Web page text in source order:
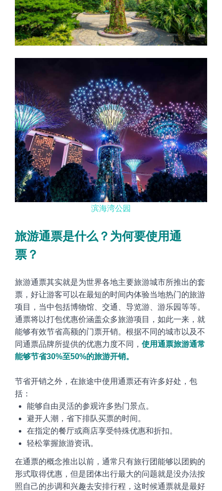
滨海湾公园
旅游通票是什么？为何要使用通
票 ？
旅游通票其实就是为世界各地主要旅游城市所推出的套
票，好让游客可以在最短的时间内体验当地热门的旅游
项目，当中包括博物馆、交通、导览游、游乐园等等。
通票将以打包优惠价涵盖众多旅游项目，如此一来，就
能够有效节省高额的门票开销。根据不同的城市以及不
同通票品牌所提供的优惠力度不同， 使用通票旅游通常
能够节省30%至50%的旅游开销。
节省开销之外，在旅途中使用通票还有许多好处，包
括 ：
能够自由灵活的参观许多热门景点。
避开人潮，省下排队买票的时间 。
在指定的餐厅或商店享受特殊优惠和折扣。
轻松掌握旅游资讯。
在通票的概念推出以前，通常只有旅行团能够以团购的
形式取得优惠，但是团体出行最大的问题就是没办法按
照自己的步调和兴趣去安排行程，这时候通票就是最好